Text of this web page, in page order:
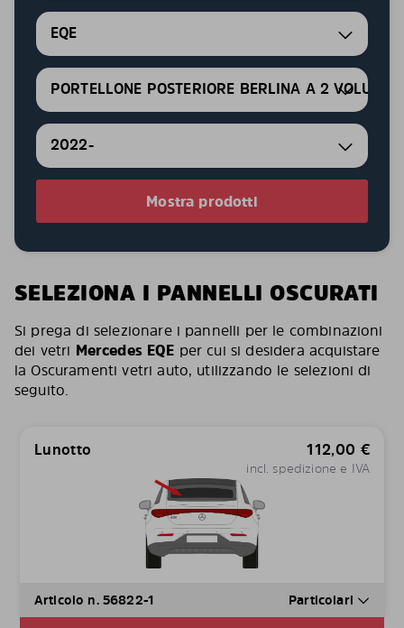
EQE
PORTELLONE POSTERIORE BERLINA A 2 VOLUMI
2022-
Mostra prodotti
SELEZIONA I PANNELLI OSCURATI
Si prega di selezionare i pannelli per le combinazioni
dei vetri Mercedes EQE per cui si desidera acquistare
la Oscuramenti vetri auto, utilizzando le selezioni di
seguito.
Lunotto 112,00 €
incl. spedizione e IVA
Articolo n. 56822-1 Particolari